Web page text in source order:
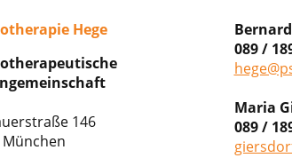
Hege
146
München
089 /
Maria
089 /